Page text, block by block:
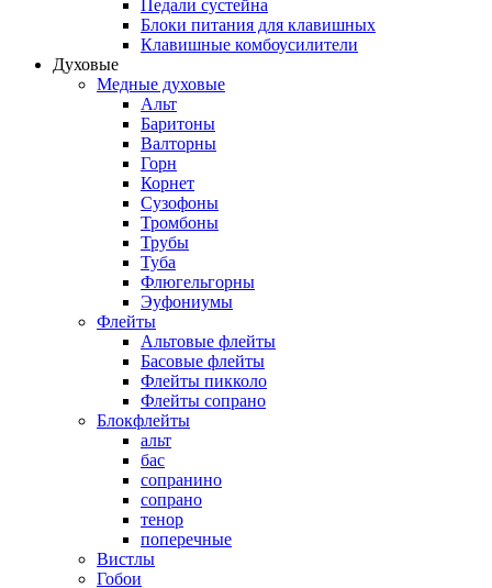
Педали сустейна
Блоки питания для клавишных
Клавишные комбоусилители
Духовые
Медные духовые
Альт
Баритоны
Валторны
Горн
Корнет
Сузофоны
Тромбоны
Трубы
Туба
Флюгельгорны
Эуфониумы
Флейты
Альтовые флейты
Басовые флейты
Флейты пикколо
Флейты сопрано
Блокфлейты
альт
бас
сопранино
сопрано
тенор
поперечные
Вистлы
Гобои